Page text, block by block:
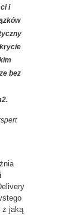
i
bez
z jaką